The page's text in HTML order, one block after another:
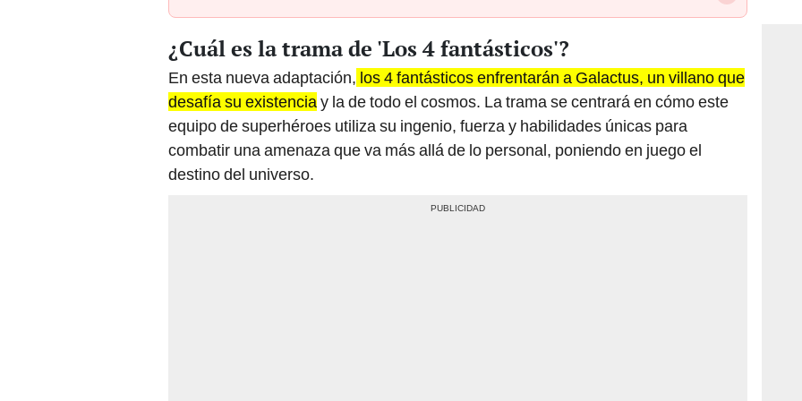
¿Cuál es la trama de 'Los 4 fantásticos'?
En esta nueva adaptación, los 4 fantásticos enfrentarán a Galactus, un villano que
desafía su existenciay la de todo el cosmos. La trama se centrará en cómo este
equipo de superhéroes utiliza su ingenio, fuerza y habilidades únicas para
combatir una amenaza que va más allá de lo personal, poniendo en juego el
destino del universo.